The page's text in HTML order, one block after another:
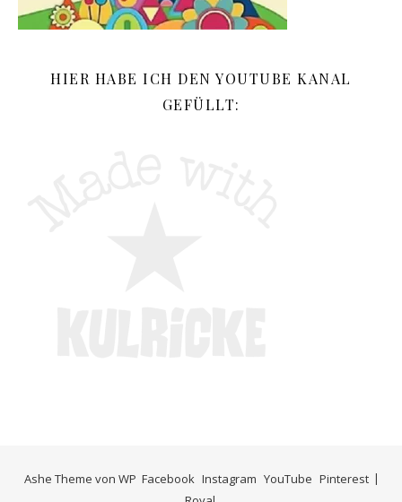
HIER HABE ICH DEN YOUTUBE KANAL
GEFÜLLT:
Facebook Instagram YouTube Pinterest
Ashe Theme von WP